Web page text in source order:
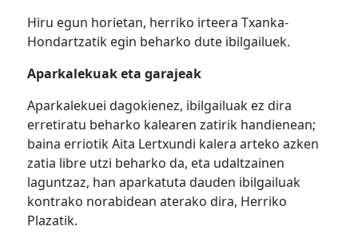
Hiru egun horietan, herriko irteera Txanka-
Hondartzatik egin beharko dute ibilgailuek.
Aparkalekuak eta garajeak
Aparkalekuei dagokienez, ibilgailuak ez dira
erretiratu beharko kalearen zatirik handienean;
baina erriotik Aita Lertxundi kalera arteko azken
zatia libre utzi beharko da, eta udaltzainen
laguntzaz, han aparkatuta dauden ibilgailuak
kontrako norabidean aterako dira, Herriko
Plazatik.